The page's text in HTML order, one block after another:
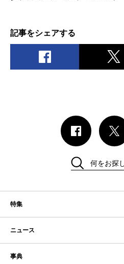
記事をシェアする
特集
ニュース
事典
何をお探